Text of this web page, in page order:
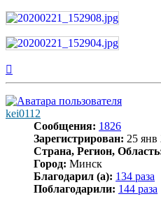
kei0112
Сообщения: 1826
Зарегистрирован: 25 янв
Страна, Регион,
Город: Минск
Благодарил (а): 134 раза
Поблагодарили: 144 раза